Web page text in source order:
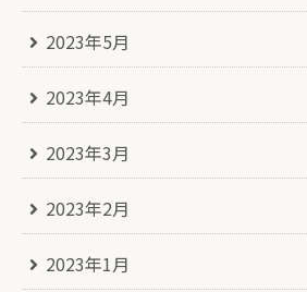
2023年5月
2023年4月
2023年3月
2023年2月
2023年1月